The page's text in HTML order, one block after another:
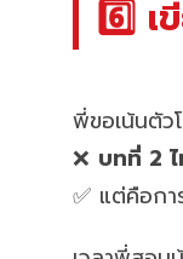
6️⃣ เ
พี่ขอเน้นตัว
❌ บทที่ 2 ไ
✅ แต่คือกา